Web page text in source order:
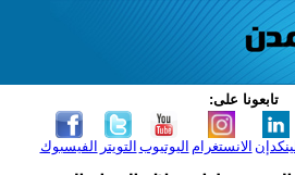
تابعونا على:
الفيسبوك التويتر اليوتيوب الانستغرام